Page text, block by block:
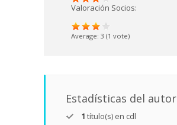
Valoración Socios:
Average: 3 (1 vote)
Estadísticas del autor
1 título(s) en cdl